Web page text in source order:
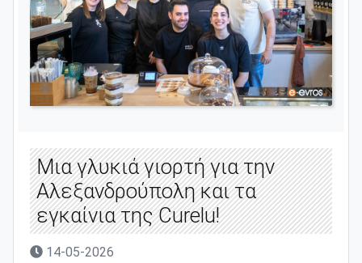
Μια γλυκιά γιορτή για την
Αλεξανδρούπολη και τα
εγκαίνια της Curelu!
14-05-2026